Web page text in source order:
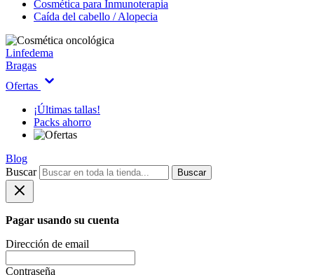
Cosmética para Inmunoterapia
Caída del cabello / Alopecia
Linfedema
Bragas
Ofertas
¡Últimas tallas!
Packs ahorro
Blog
Buscar
Buscar
Pagar usando su cuenta
Dirección de email
Contraseña